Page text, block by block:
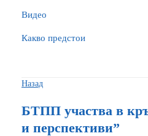
Видео
Какво предстои
Назад
БТПП участва в
и перспективи”